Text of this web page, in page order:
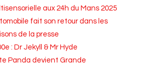
aux 24h du Mans 2025
fait son retour dans les
de la presse
: Dr Jekyll & Mr Hyde
Panda devient Grande